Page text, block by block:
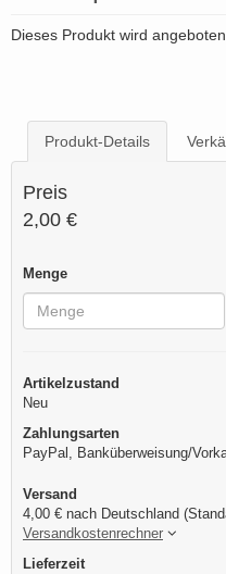
Dieses Produkt wird
Produkt-Details
Preis
2,00 €
Menge
Artikelzustand
Neu
Zahlungsarten
PayPal, Banküberweisung/
Versand
4,00 € nach Deutschland
Versandkostenrechner
Lieferzeit